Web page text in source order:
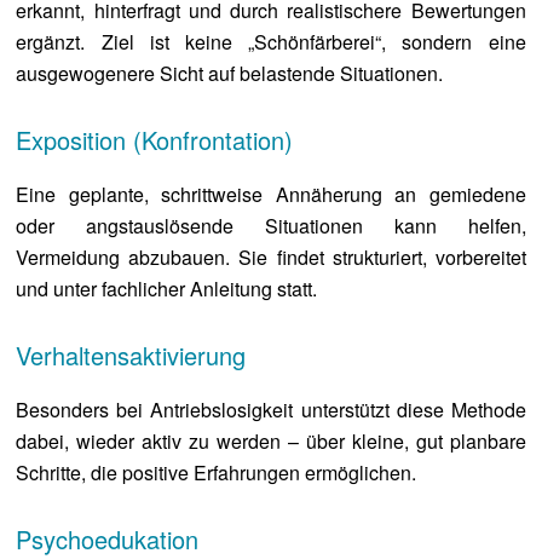
erkannt, hinterfragt und durch realistischere Bewertungen
ergänzt. Ziel ist keine „Schönfärberei“, sondern eine
ausgewogenere Sicht auf belastende Situationen.
Exposition (Konfrontation)
Eine geplante, schrittweise Annäherung an gemiedene
oder angstauslösende Situationen kann helfen,
Vermeidung abzubauen. Sie findet strukturiert, vorbereitet
und unter fachlicher Anleitung statt.
Verhaltensaktivierung
Besonders bei Antriebslosigkeit unterstützt diese Methode
dabei, wieder aktiv zu werden – über kleine, gut planbare
Schritte, die positive Erfahrungen ermöglichen.
Psychoedukation